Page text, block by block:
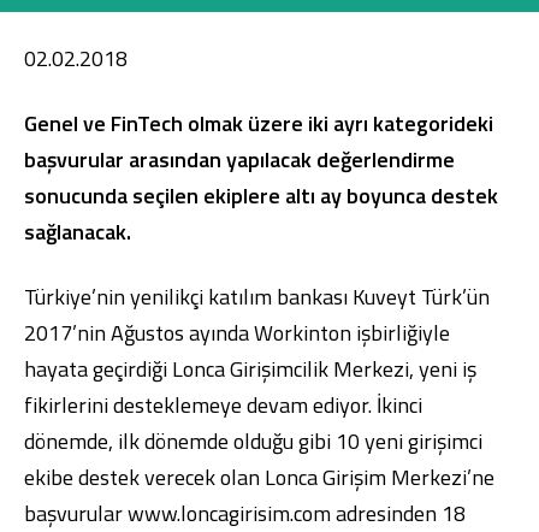
Ticari Kartlar
Tarım Finansmanı
Leasing
Yatırım
02.02.2018
Genel ve FinTech olmak üzere iki ayrı kategorideki
başvurular arasından yapılacak değerlendirme
sonucunda seçilen ekiplere altı ay boyunca destek
sağlanacak.
Türkiye’nin yenilikçi katılım bankası Kuveyt Türk’ün
2017’nin Ağustos ayında Workinton işbirliğiyle
hayata geçirdiği Lonca Girişimcilik Merkezi, yeni iş
fikirlerini desteklemeye devam ediyor. İkinci
dönemde, ilk dönemde olduğu gibi 10 yeni girişimci
ekibe destek verecek olan Lonca Girişim Merkezi’ne
başvurularwww.loncagirisim.comadresinden 18